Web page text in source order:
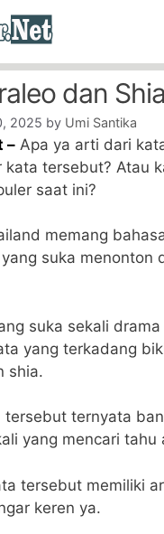
dan
2025 by Umi Santika
– Apa ya arti dari
kata tersebut? Atau
saat ini?
memang
suka menonton
suka sekali
yang terkadang
shia.
tersebut ternyata
yang mencari tahu
tersebut memiliki
keren ya.